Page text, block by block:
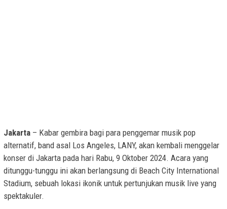
Jakarta – Kabar gembira bagi para penggemar musik pop
alternatif, band asal Los Angeles, LANY, akan kembali menggelar
konser di Jakarta pada hari Rabu, 9 Oktober 2024. Acara yang
ditunggu-tunggu ini akan berlangsung di Beach City International
Stadium, sebuah lokasi ikonik untuk pertunjukan musik live yang
spektakuler.